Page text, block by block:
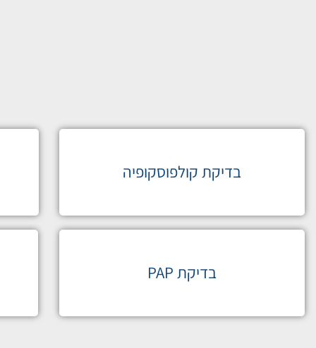
בדיקת קולפוסקופיה
בדיקת PAP